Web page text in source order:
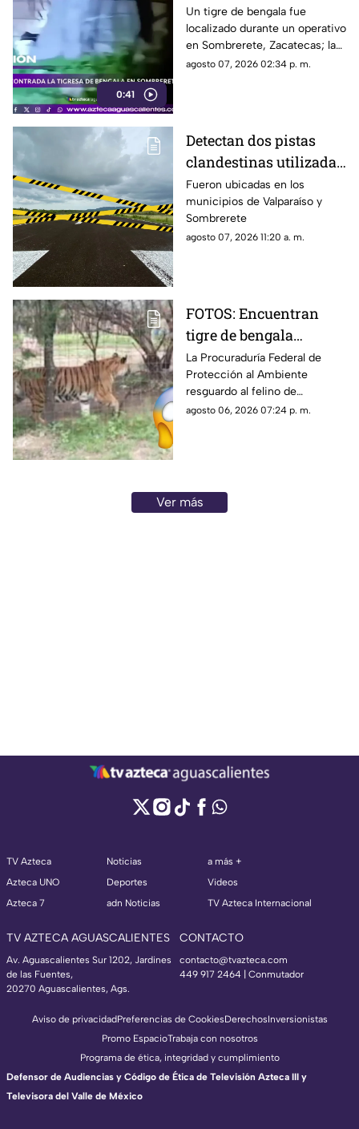
0:41
tigre de bengala en un
campamento de grupos
delictivos en Zacatecas
Un tigre de bengala fue
localizado durante un operativo
en Sombrerete, Zacatecas; la
Profepa trasladó al ejemplar a
agosto 07, 2026 02:34 p. m.
Detectan dos pistas
clandestinas utilizadas
por aeronaves de
grupos delictivos en
Zacatecas
Fueron ubicadas en los
municipios de Valparaíso y
Sombrerete
agosto 07, 2026 11:20 a. m.
FOTOS: Encuentran
tigre de bengala
durante operativo en
Zacatecas ¿Era de un
líder criminal?
La Procuraduría Federal de
Protección al Ambiente
resguardo al felino de
aproximadamente dos años de
agosto 06, 2026 07:24 p. m.
Ver más
TV Azteca
Azteca UNO
Azteca 7
Noticias
Deportes
adn Noticias
a más +
Videos
TV Azteca Internacional
TV AZTECA AGUASCALIENTES
Av. Aguascalientes Sur 1202, Jardines
de las Fuentes,
20270 Aguascalientes, Ags.
CONTACTO
contacto@tvazteca.com
449 917 2464 | Conmutador
Aviso de privacidadPreferencias de CookiesDerechosInversionistas
Promo EspacioTrabaja con nosotros
Programa de ética, integridad y cumplimiento
Defensor de Audiencias y Código de Ética de Televisión Azteca III y
Televisora del Valle de México